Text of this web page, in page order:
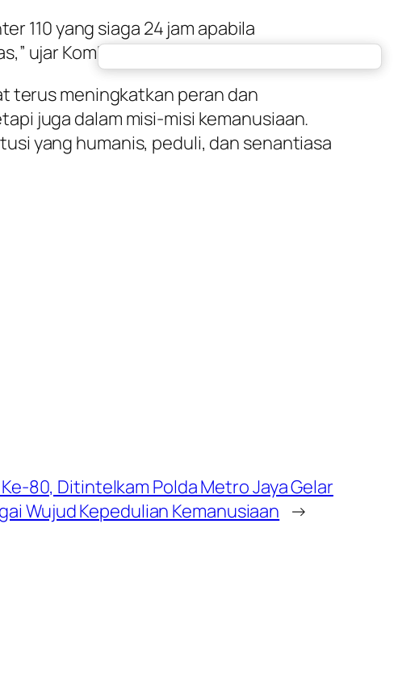
110 yang siaga 24 jam apabila
ujar Kombes Pol Budi Hermanto.
terus meningkatkan peran dan
juga dalam misi-misi kemanusiaan.
yang humanis, peduli, dan senantiasa
80, Ditintelkam Polda Metro Jaya Gelar
Wujud Kepedulian Kemanusiaan →